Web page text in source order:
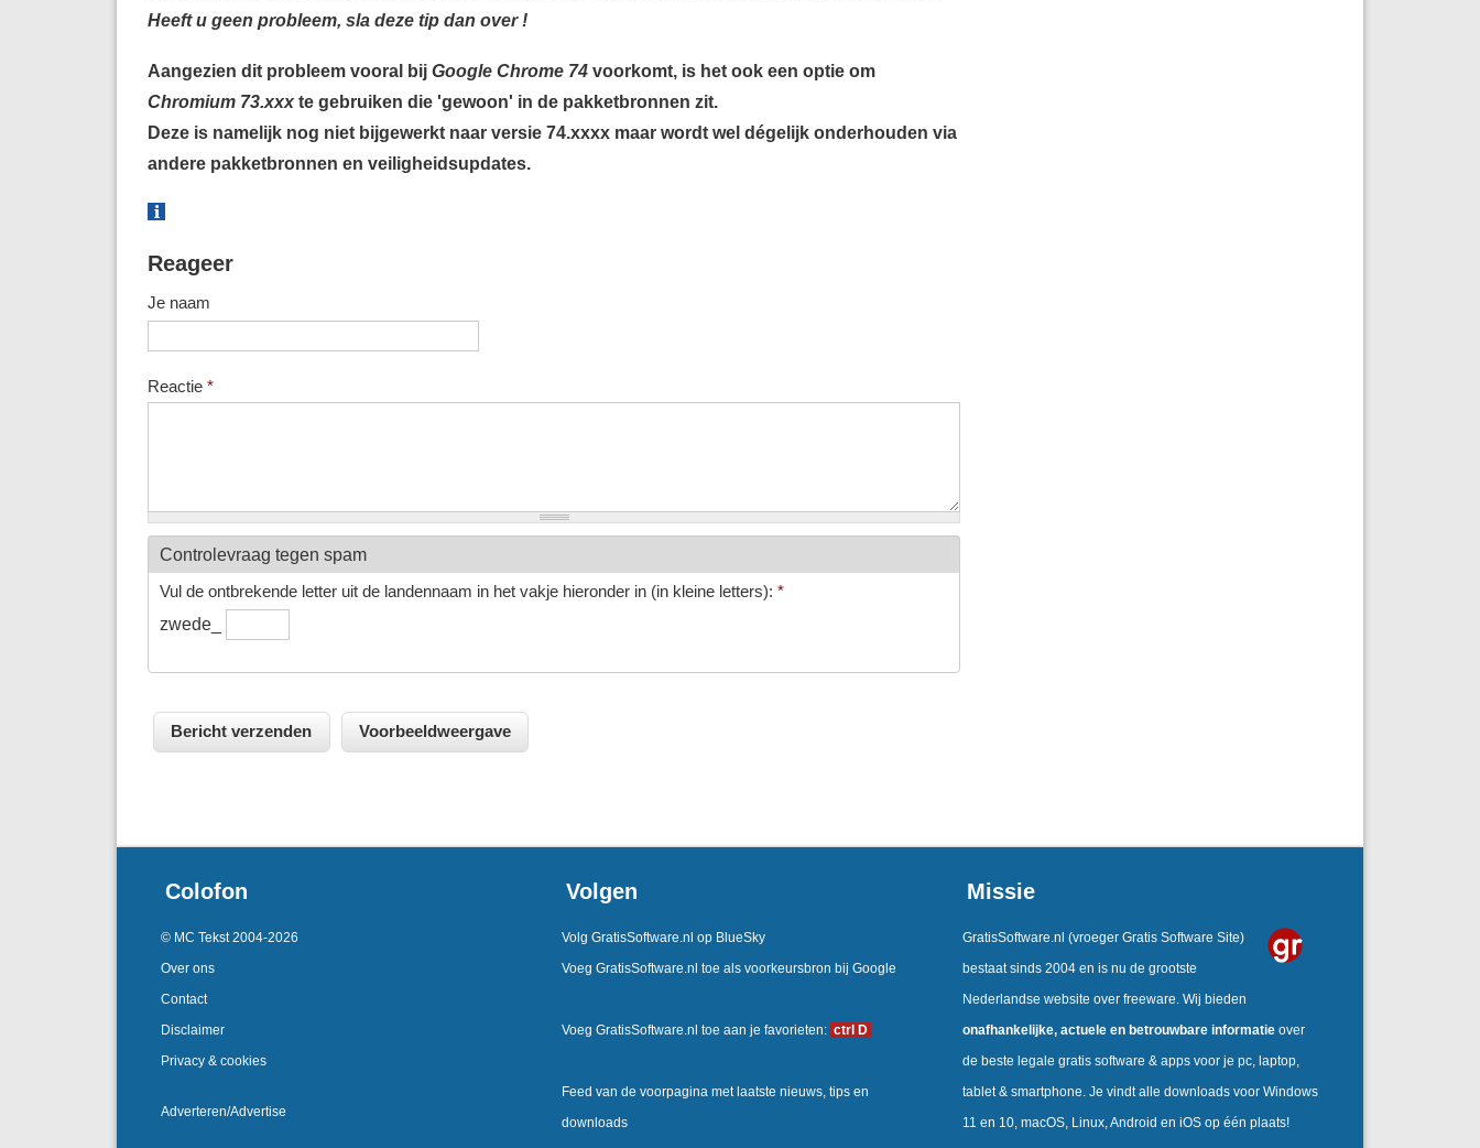
Heeft u geen probleem, sla deze tip dan over !
Aangezien dit probleem vooral bij Google Chrome 74voorkomt, is het ook een optie om
Chromium 73.xxxte gebruiken die 'gewoon' in de pakketbronnen zit.
Deze is namelijk nog niet bijgewerkt naar versie 74.xxxx maar wordt wel dégelijk onderhouden via
andere pakketbronnen en veiligheidsupdates.
Reageer
Je naam
Reactie *
Controlevraag tegen spam
Vul de ontbrekende letter uit de landennaam in het vakje hieronder in (in kleine letters): *
zwede_
Colofon
© MC Tekst 2004-2026
Over ons
Contact
Disclaimer
Privacy & cookies
Adverteren/Advertise
Volgen
Volg GratisSoftware.nl op BlueSky
Voeg GratisSoftware.nl toe als voorkeursbron bij Google
Voeg GratisSoftware.nl toe aan je favorieten: ctrl D
Feed van de voorpagina met laatste nieuws, tips en
downloads
Missie
GratisSoftware.nl (vroeger Gratis Software Site)
bestaat sinds 2004 en is nu de grootste
Nederlandse website over freeware. Wij bieden
onafhankelijke, actuele en betrouwbare informatie over
de beste legale gratis software & apps voor je pc, laptop,
tablet & smartphone. Je vindt alle downloads voor Windows
11 en 10, macOS, Linux, Android en iOS op één plaats!